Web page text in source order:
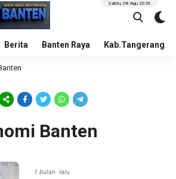
Berita Banten Raya Kab.Tangerang
Sabtu, 08 Agu 2026
Banten
1 bulan lalu